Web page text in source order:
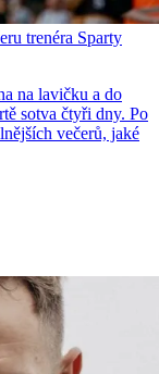
trenéra Sparty
na lavičku a do
sotva čtyři dny. Po
večerů, jaké